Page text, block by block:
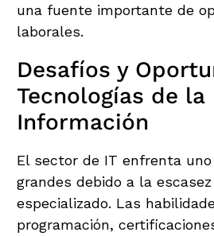
una fuente importante de
laborales.
Desafíos y
Tecnologías de la
Información
El sector de IT enfrenta
grandes debido a la
especializado. Las
programación,